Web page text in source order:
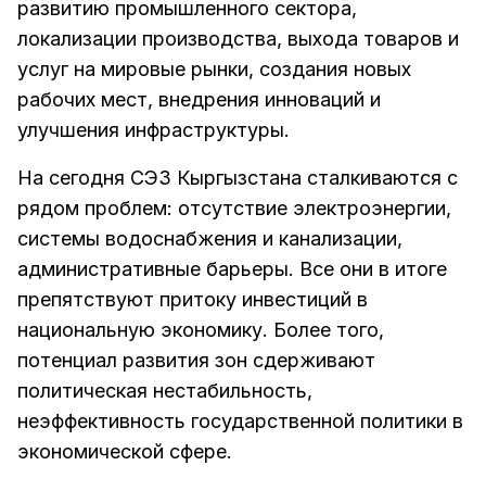
развитию промышленного сектора,
локализации производства, выхода товаров и
услуг на мировые рынки, создания новых
рабочих мест, внедрения инноваций и
улучшения инфраструктуры.
На сегодня СЭЗ Кыргызстана сталкиваются с
рядом проблем: отсутствие электроэнергии,
системы водоснабжения и канализации,
административные барьеры. Все они в итоге
препятствуют притоку инвестиций в
национальную экономику. Более того,
потенциал развития зон сдерживают
политическая нестабильность,
неэффективность государственной политики в
экономической сфере.